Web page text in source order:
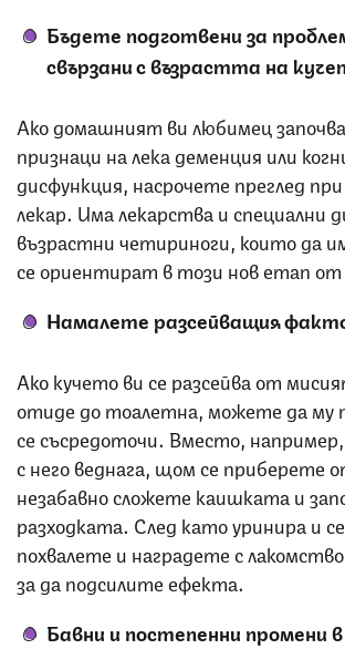
Бъдете подготвени за
свързани с възрастта на
Ако домашният ви любимец
признаци на лека деменция или
дисфункция, насрочете преглед
лекар. Има лекарства и специални
възрастни четириноги, които да
се ориентират в този нов етап
Намалете разсейващия
Ако кучето ви се разсейва от
отиде до тоалетна, можете да му
се съсредоточи. Вместо,
с него веднага, щом се приберете
незабавно сложете каишката и
разходката. След като уринира и
похвалете и наградете с
за да подсилите ефекта.
Бавни и постепенни промени